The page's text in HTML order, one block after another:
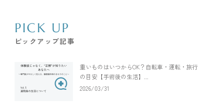
PICK UP
ピックアップ記事
重いものはいつからOK？自転車・運転・旅行
の目安【手術後の生活】...
2026/03/31